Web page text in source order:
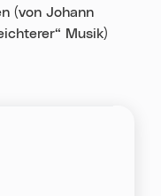
(von Johann
Musik)